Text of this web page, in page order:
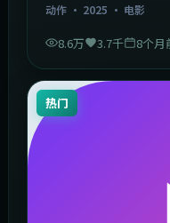
动作· 2025 · 电影
8.6万 3.7千 8个月
热门